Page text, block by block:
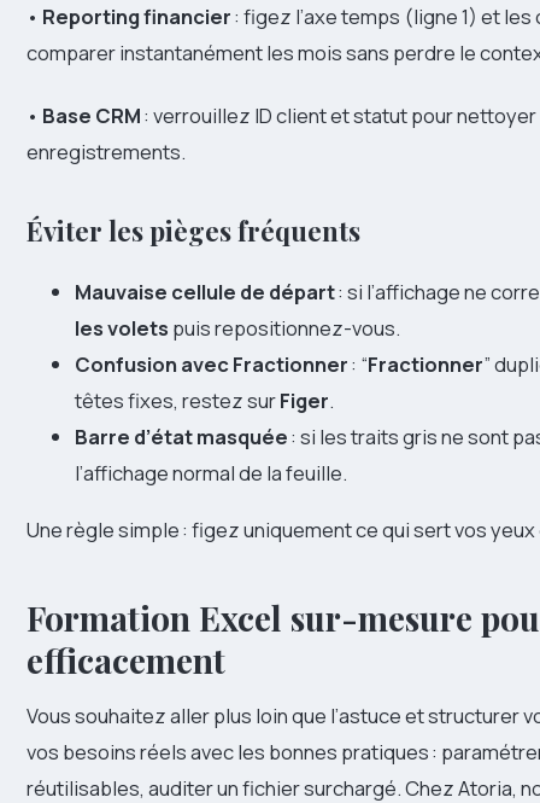
• Reporting financier: figez l’axe temps (ligne 1) et
comparer instantanément les mois sans perdre le
• Base CRM: verrouillez ID client et statut pour
enregistrements.
Éviter les pièges fréquents
Mauvaise cellule de départ: si l’affichage ne
les volets puis repositionnez-vous.
Confusion avec Fractionner: “Fractionner”
têtes fixes, restez surFiger.
Barre d’état masquée: si les traits gris ne sont
l’affichage normal de la feuille.
Une règle simple : figez uniquement ce qui sert vos
Formation Excel sur-mesure
efficacement
Vous souhaitez aller plus loin que l’astuce et structurer
vos besoins réels avec les bonnes pratiques :
réutilisables, auditer un fichier surchargé. Chez Atoria,